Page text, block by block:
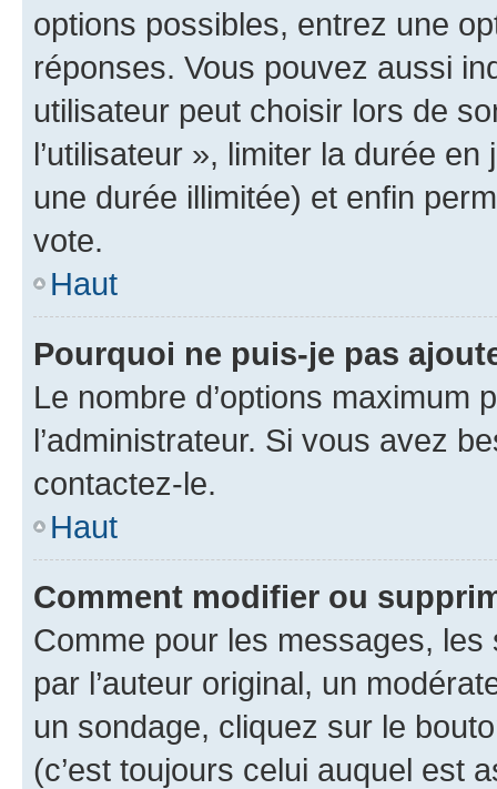
options possibles, entrez une
réponses. Vous pouvez aussi
utilisateur peut choisir lors de
l’utilisateur », limiter la durée
une durée illimitée) et enfin
vote.
Haut
Pourquoi ne puis-je pas
Le nombre d’options maximum
l’administrateur. Si vous avez
contactez-le.
Haut
Comment modifier ou
Comme pour les messages,
par l’auteur original, un
un sondage, cliquez sur le
(c’est toujours celui auquel est